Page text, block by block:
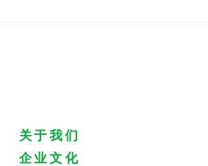
关于我们
企业文化